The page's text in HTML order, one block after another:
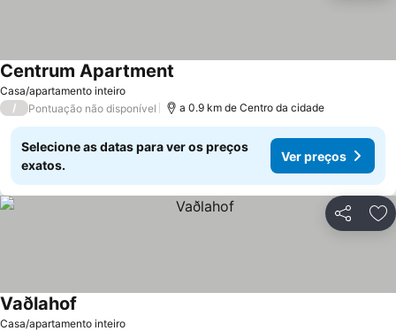
Casa/apartamento inteiro
Centrum Apartment
/ Pontuação não disponível a 0.9 km de Centro da cidade
Selecione as datas para ver os preços
exatos.
Ver preços
Partilhar
Casa/apartamento inteiro
Vaðlahof